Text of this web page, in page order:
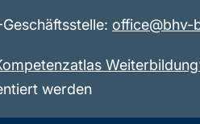
office@bhv-
werden